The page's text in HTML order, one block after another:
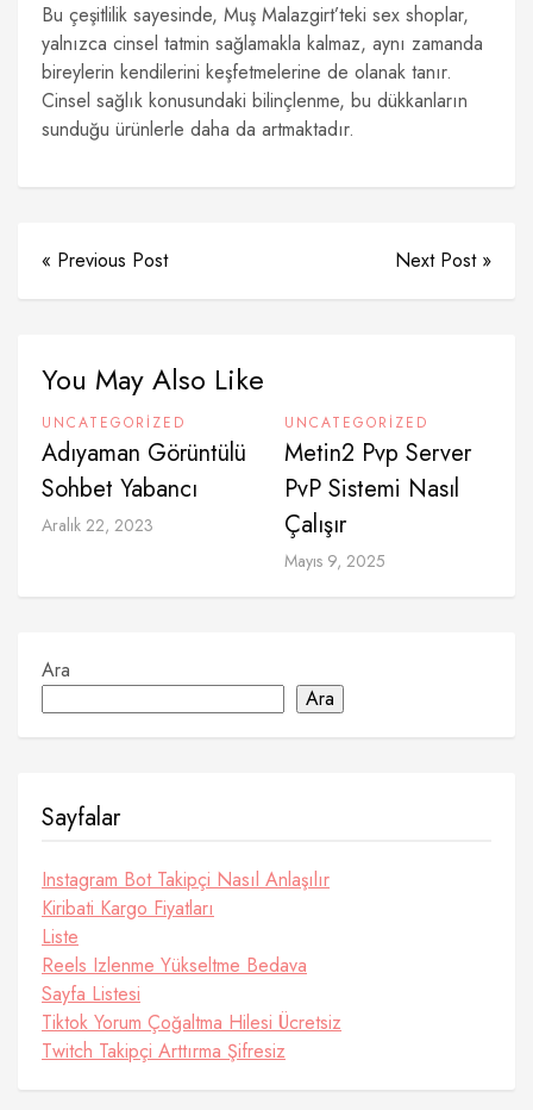
Bu çeşitlilik sayesinde, Muş Malazgirt’teki sex shoplar,
yalnızca cinsel tatmin sağlamakla kalmaz, aynı zamanda
bireylerin kendilerini keşfetmelerine de olanak tanır.
Cinsel sağlık konusundaki bilinçlenme, bu dükkanların
sunduğu ürünlerle daha da artmaktadır.
« Previous Post Next Post »
You May Also Like
UNCATEGORIZED
Adıyaman Görüntülü
Sohbet Yabancı
Aralık 22, 2023
UNCATEGORIZED
Metin2 Pvp Server
PvP Sistemi Nasıl
Çalışır
Mayıs 9, 2025
Ara
Ara
Sayfalar
Instagram Bot Takipçi Nasıl Anlaşılır
Kiribati Kargo Fiyatları
Liste
Reels Izlenme Yükseltme Bedava
Sayfa Listesi
Tiktok Yorum Çoğaltma Hilesi Ücretsiz
Twitch Takipçi Arttırma Şifresiz